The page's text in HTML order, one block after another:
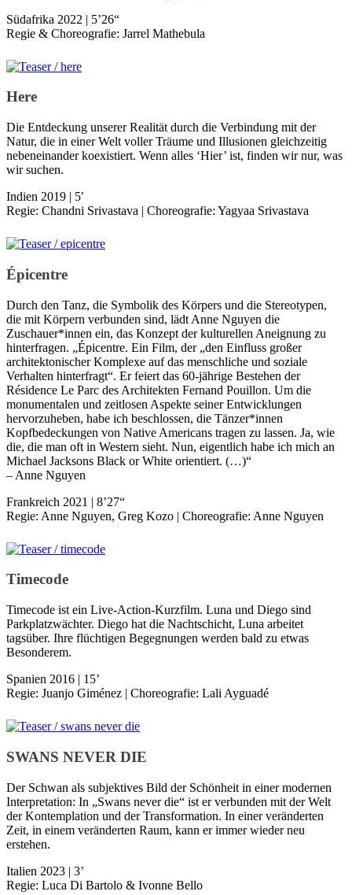
Südafrika 2022 | 5’26“
Regie & Choreografie: Jarrel Mathebula
Here
Die Entdeckung unserer Realität durch die Verbindung mit der
Natur, die in einer Welt voller Träume und Illusionen gleichzeitig
nebeneinander koexistiert. Wenn alles ‘Hier’ ist, finden wir nur, was
wir suchen.
Indien 2019 | 5′
Regie: Chandni Srivastava | Choreografie: Yagyaa Srivastava
Épicentre
Durch den Tanz, die Symbolik des Körpers und die Stereotypen,
die mit Körpern verbunden sind, lädt Anne Nguyen die
Zuschauer*innen ein, das Konzept der kulturellen Aneignung zu
hinterfragen. „Épicentre. Ein Film, der „den Einfluss großer
architektonischer Komplexe auf das menschliche und soziale
Verhalten hinterfragt“. Er feiert das 60-jährige Bestehen der
Résidence Le Parc des Architekten Fernand Pouillon. Um die
monumentalen und zeitlosen Aspekte seiner Entwicklungen
hervorzuheben, habe ich beschlossen, die Tänzer*innen
Kopfbedeckungen von Native Americans tragen zu lassen. Ja, wie
die, die man oft in Western sieht. Nun, eigentlich habe ich mich an
Michael Jacksons Black or White orientiert. (…)“
– Anne Nguyen
Frankreich 2021 | 8’27“
Regie: Anne Nguyen, Greg Kozo | Choreografie: Anne Nguyen
Timecode
Timecode ist ein Live-Action-Kurzfilm. Luna und Diego sind
Parkplatzwächter. Diego hat die Nachtschicht, Luna arbeitet
tagsüber. Ihre flüchtigen Begegnungen werden bald zu etwas
Besonderem.
Spanien 2016 | 15’
Regie: Juanjo Giménez | Choreografie: Lali Ayguadé
SWANS NEVER DIE
Der Schwan als subjektives Bild der Schönheit in einer modernen
Interpre­tation: In „Swans never die“ ist er verbunden mit der Welt
der Kontemplation und der Transformation. In einer veränderten
Zeit, in einem ver­änderten Raum, kann er immer wieder neu
erstehen.
Italien 2023 | 3’
Regie: Luca Di Bartolo & Ivonne Bello